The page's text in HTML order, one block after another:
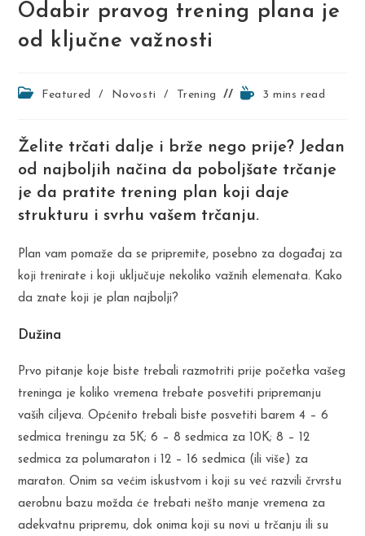
Odabir pravog trening plana je
od ključne važnosti
PostFeatured / Novosti / Trening
Reading3 mins read
Želite trčati dalje i brže nego prije? Jedan
od najboljih načina da poboljšate trčanje
je da pratite trening plan koji daje
strukturu i svrhu vašem trčanju.
Plan vam pomaže da se pripremite, posebno za događaj za
koji trenirate i koji uključuje nekoliko važnih elemenata. Kako
da znate koji je plan najbolji?
Dužina
Prvo pitanje koje biste trebali razmotriti prije početka vašeg
treninga je koliko vremena trebate posvetiti pripremanju
vaših ciljeva. Općenito trebali biste posvetiti barem 4 – 6
sedmica treningu za 5K; 6 – 8 sedmica za 10K; 8 – 12
sedmica za polumaraton i 12 – 16 sedmica (ili više) za
maraton. Onim sa većim iskustvom i koji su već razvili črvrstu
aerobnu bazu možda će trebati nešto manje vremena za
adekvatnu pripremu, dok onima koji su novi u trčanju ili su